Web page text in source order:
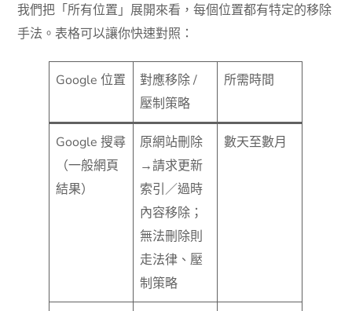
我們把「所有位置」展開來看，每個位置都有特定的移除
手法。表格可以讓你快速對照：
Google 位置
對應移除 /
壓制策略
所需時間
Google 搜尋
（一般網頁
結果）
原網站刪除
→請求更新
索引／過時
內容移除；
無法刪除則
走法律、壓
制策略
數天至數月